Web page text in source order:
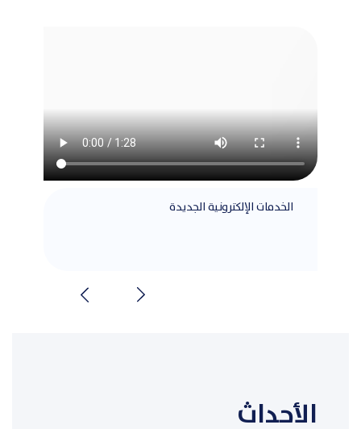
الخدمات الإلكترونية الجديدة
الأحداث